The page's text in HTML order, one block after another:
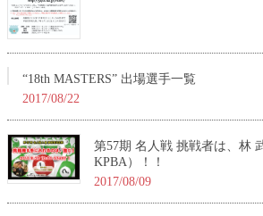
“18th MASTERS” 出場選手一覧
2017/08/22
第57期 名人戦 挑戦者は、林
KPBA）！！
2017/08/09